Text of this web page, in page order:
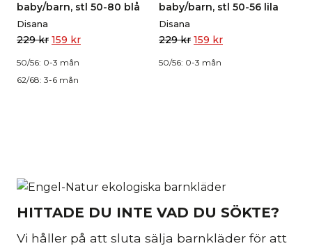
baby/barn, stl 50-80 blå
Disana
229kr 159 kr
50/56: 0-3 mån
62/68: 3-6 mån
baby/barn, stl 50-56 lila
Disana
229kr 159 kr
50/56: 0-3 mån
HITTADE DU INTE VAD DU SÖKTE?
Vi håller på att sluta sälja barnkläder för att